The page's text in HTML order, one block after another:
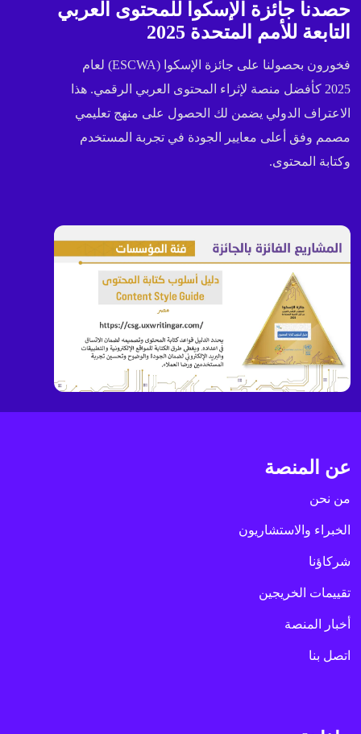
حصدنا جائزة الإسكوا للمحتوى العربي
التابعة للأمم المتحدة 2025
فخورون بحصولنا على جائزة الإسكوا (ESCWA) لعام
2025 كأفضل منصة لإثراء المحتوى العربي الرقمي. هذا
الاعتراف الدولي يضمن لك الحصول على منهج تعليمي
مصمم وفق أعلى معايير الجودة في تجربة المستخدم
وكتابة المحتوى.
عن المنصة
من نحن
الخبراء والاستشاريون
شركاؤنا
تقييمات الخريجين
أخبار المنصة
اتصل بنا